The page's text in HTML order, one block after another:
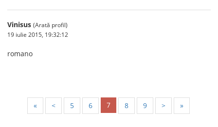
Vinisus (Arată profil)
19 iulie 2015, 19:32:12
romano
« < 5 6 7 8 9 > »